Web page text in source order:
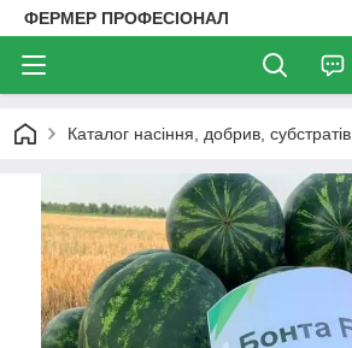
ФЕРМЕР ПРОФЕСІОНАЛ
Каталог насіння, добрив, субстратів